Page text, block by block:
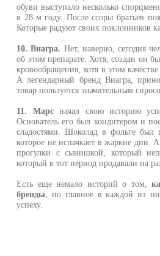
обуви выступало несколько
в 28-м году. После ссоры братьев
Которые радуют своих поклонников
10. Виагра. Нет, наверно, сегодня
об этом препарате. Хотя, создан он
кровообращения, хотя в этом
А легендарный бренд Виагра,
товар пользуется значительным
11. Марсначал свою историю
Основатель его был кондитером и
сладостями. Шоколад в фольге был
которое не испачкает в жаркие дни.
прогулки с сынишкой, который
который в тот период продавали на
Есть еще немало историй о том,
бренды , но главное в каждой из
успеху.